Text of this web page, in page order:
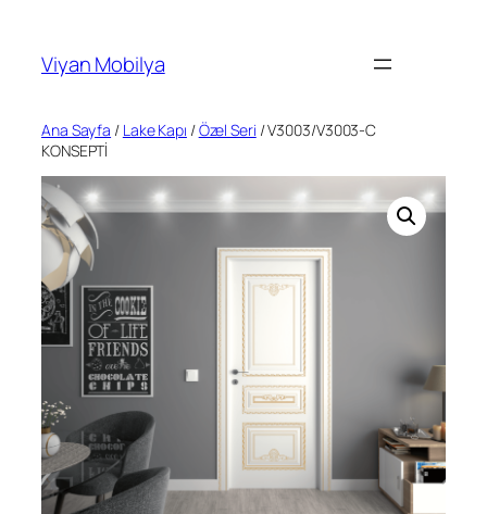
Viyan Mobilya
Ana Sayfa / Lake Kapı /Özel Seri / V3003/V3003-C
KONSEPTİ